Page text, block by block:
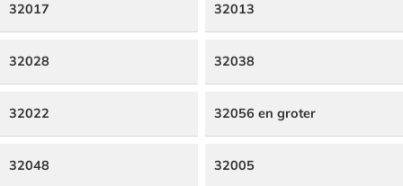
32017 32013
32028 32038
32022 32056 en groter
32048 32005